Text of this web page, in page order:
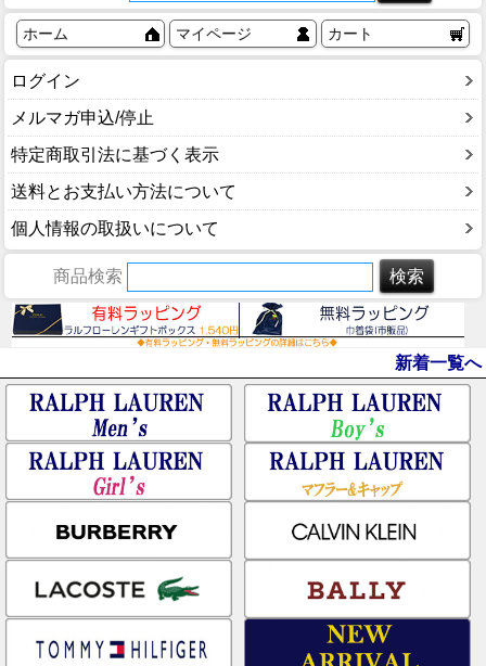
ホーム マイページ カート
ログイン
メルマガ申込/停止
特定商取引法に基づく表示
送料とお支払い方法について
個人情報の取扱いについて
商品検索
新着一覧へ